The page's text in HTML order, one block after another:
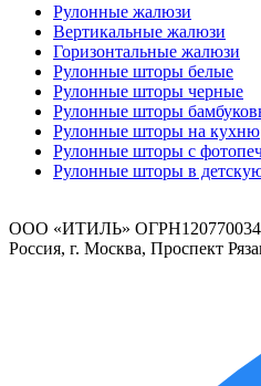
Рулонные жалюзи
Вертикальные жалюзи
Горизонтальные жалюзи
Рулонные шторы белые
Рулонные шторы черные
Рулонные шторы
Рулонные шторы на кухню
Рулонные шторы с
Рулонные шторы в
ООО «ИТИЛЬ»
Россия, г. Москва, Проспект